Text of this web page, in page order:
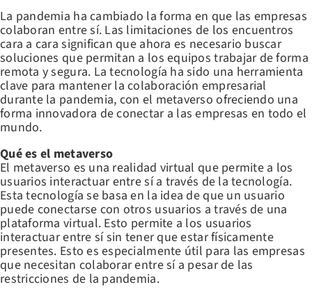
La pandemia ha cambiado la forma en que las empresas
colaboran entre sí. Las limitaciones de los encuentros
cara a cara significan que ahora es necesario buscar
soluciones que permitan a los equipos trabajar de forma
remota y segura. La tecnología ha sido una herramienta
clave para mantener la colaboración empresarial
durante la pandemia, con el metaverso ofreciendo una
forma innovadora de conectar a las empresas en todo el
mundo.
Qué es el metaverso
El metaverso es una realidad virtual que permite a los
usuarios interactuar entre sí a través de la tecnología.
Esta tecnología se basa en la idea de que un usuario
puede conectarse con otros usuarios a través de una
plataforma virtual. Esto permite a los usuarios
interactuar entre sí sin tener que estar físicamente
presentes. Esto es especialmente útil para las empresas
que necesitan colaborar entre sí a pesar de las
restricciones de la pandemia.